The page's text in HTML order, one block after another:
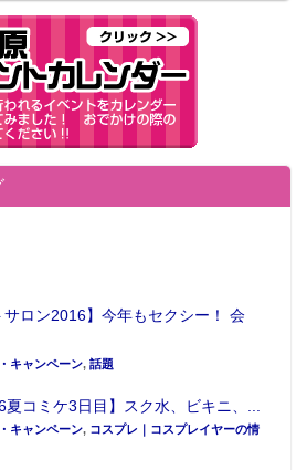
響を呼んだ。
の代表作として知られるギャグ
を原作とした「深夜！天才バカ
ぶり、 5回目となるテレビ放送
な色合いで構成されたハイテン
、 幅広い世代からの支持を集め
は、 1980～90年代に連載された
サロン2016】今年もセクシー！ 会
キャンペーン, 話題
夏コミケ3日目】スク水、ビキニ、...
キャンペーン, コスプレ｜コスプレイヤーの情